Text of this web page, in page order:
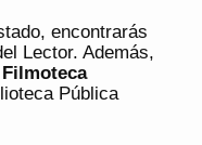
encontrarás
Lector. Además,
Filmoteca
Pública